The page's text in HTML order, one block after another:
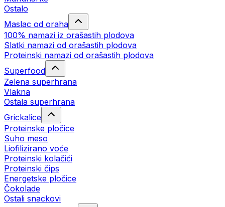
Ostalo
Maslac od oraha
100% namazi iz orašastih plodova
Slatki namazi od orašastih plodova
Proteinski namazi od orašastih plodova
Superfood
Zelena superhrana
Vlakna
Ostala superhrana
Grickalice
Proteinske pločice
Suho meso
Liofilizirano voće
Proteinski kolačići
Proteinski čips
Energetske pločice
Čokolade
Ostali snackovi